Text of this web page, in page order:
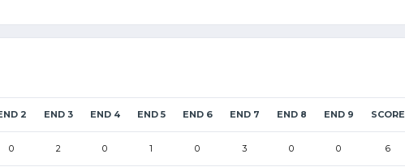
2 END 3 END 4 END 5 END 6 END 7 END 8 END 9 SCORE
0 2 0 1 0 3 0 0 6